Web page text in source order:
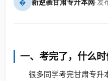
� 新逆袭甘肃专升本网·发
一、考完了，什么时
很多同学考完甘肃专